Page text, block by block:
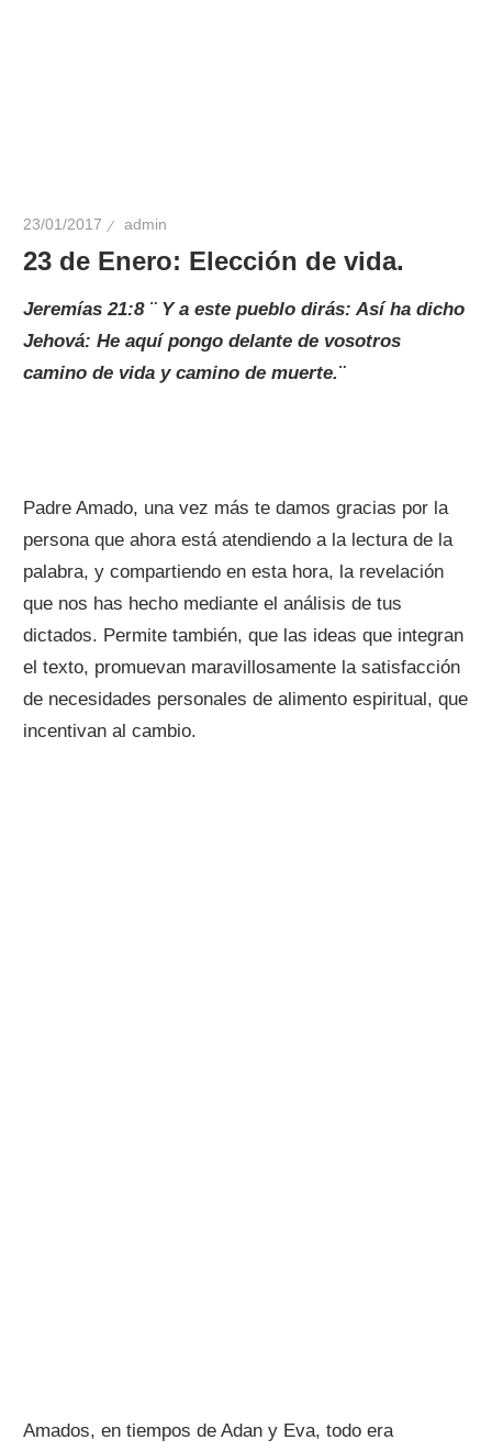
23/01/2017 admin
23 de Enero: Elección de vida.
Jeremías 21:8 ¨ Y a este pueblo dirás: Así ha dicho
Jehová: He aquí pongo delante de vosotros
camino de vida y camino de muerte.¨
Padre Amado, una vez más te damos gracias por la
persona que ahora está atendiendo a la lectura de la
palabra, y compartiendo en esta hora, la revelación
que nos has hecho mediante el análisis de tus
dictados. Permite también, que las ideas que integran
el texto, promuevan maravillosamente la satisfacción
de necesidades personales de alimento espiritual, que
incentivan al cambio.
Amados, en tiempos de Adan y Eva, todo era